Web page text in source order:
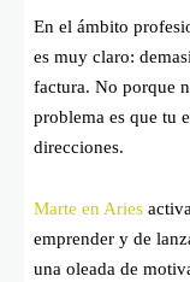
En el ámbito
es muy claro:
factura. No porque
problema es que tu
direcciones.
Marte en Aries
emprender y de
una oleada de